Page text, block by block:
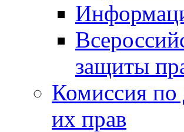
защиты
Комиссия по
их прав